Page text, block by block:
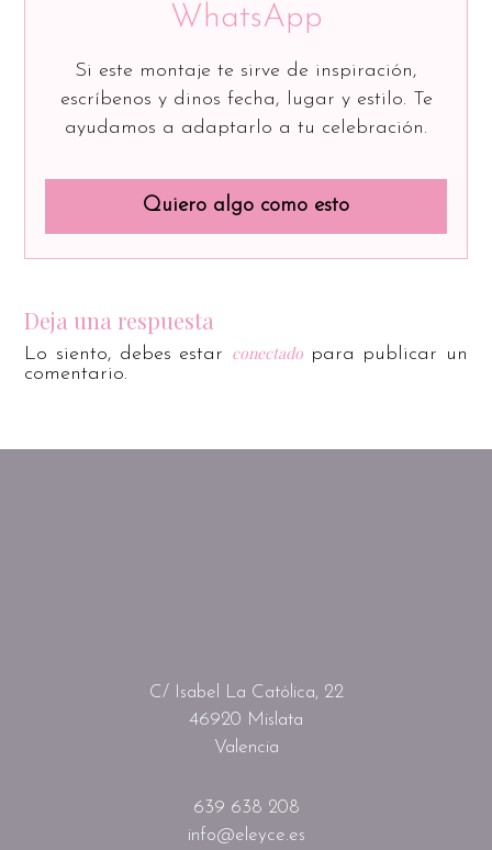
WhatsApp
Si este montaje te sirve de inspiración,
escríbenos y dinos fecha, lugar y estilo. Te
ayudamos a adaptarlo a tu celebración.
Quiero algo como esto
Deja una respuesta
Lo siento, debes estar conectadopara publicar un
comentario.
C/ Isabel La Católica, 22
46920 Mislata
Valencia
639 638 208
info@eleyce.es